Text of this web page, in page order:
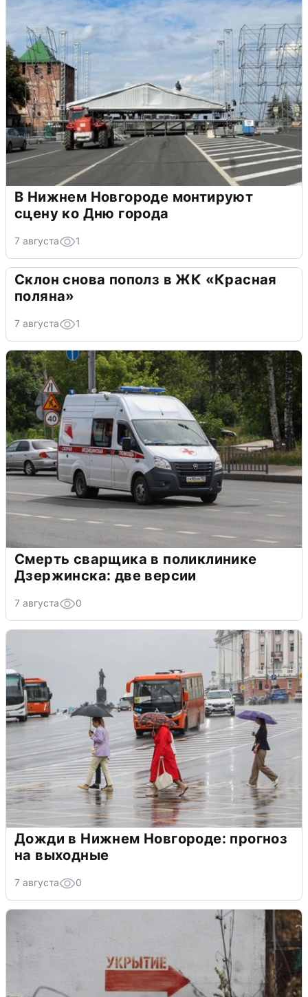
В Нижнем Новгороде монтируют
сцену ко Дню города
7 августа 1
Склон снова пополз в ЖК «Красная
поляна»
7 августа 1
Смерть сварщика в поликлинике
Дзержинска: две версии
7 августа 0
Дожди в Нижнем Новгороде: прогноз
на выходные
7 августа 0